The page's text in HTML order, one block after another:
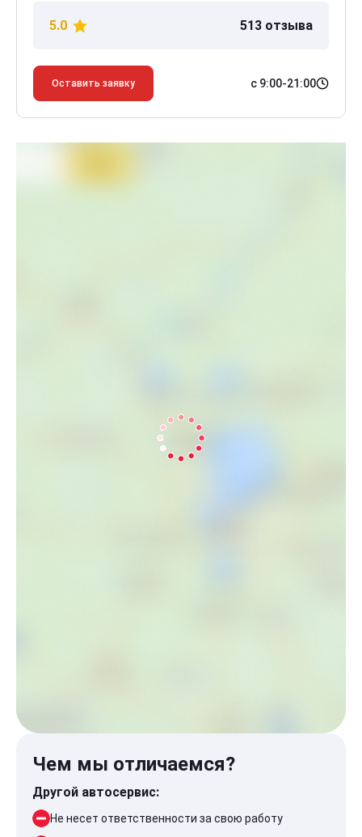
5.0 513 отзыва
Оставить заявку с 9:00-21:00
Чем мы отличаемся?
Другой автосервис:
Не несет ответственности за свою работу